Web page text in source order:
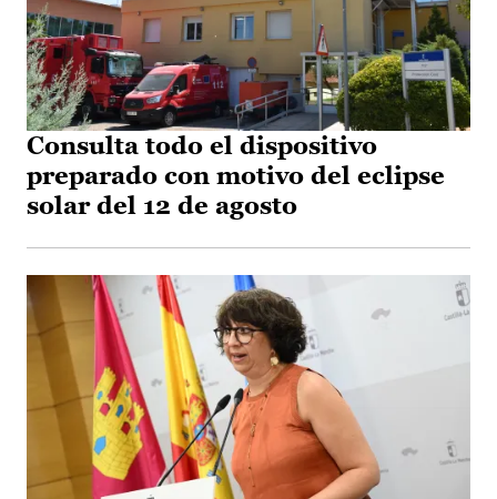
Consulta todo el dispositivo
preparado con motivo del eclipse
solar del 12 de agosto